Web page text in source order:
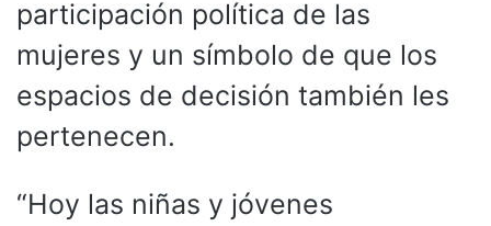
participación política de las
mujeres y un símbolo de que los
espacios de decisión también les
pertenecen.
“Hoy las niñas y jóvenes